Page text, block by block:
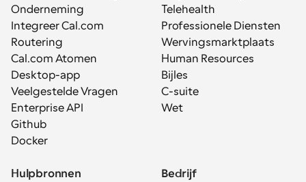
Onderneming
Integreer Cal.com
Routering
Cal.com Atomen
Desktop-app
Veelgestelde Vragen
Enterprise API
Github
Docker
Telehealth
Professionele Diensten
Wervingsmarktplaats
Human Resources
Bijles
C-suite
Wet
Hulpbronnen
Bedrijf